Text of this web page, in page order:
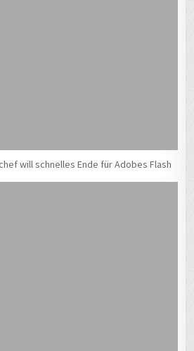
will schnelles Ende für Adobes Flash